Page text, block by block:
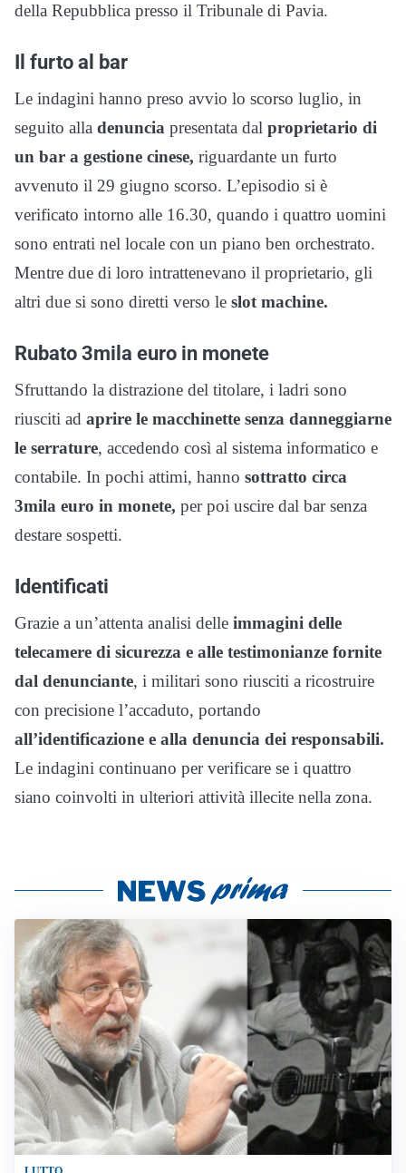
della Repubblica presso il Tribunale di Pavia.
Il furto al bar
Le indagini hanno preso avvio lo scorso luglio, in
seguito alla denuncia presentata dal proprietario di
un bar a gestione cinese, riguardante un furto
avvenuto il 29 giugno scorso. L’episodio si è
verificato intorno alle 16.30, quando i quattro uomini
sono entrati nel locale con un piano ben orchestrato.
Mentre due di loro intrattenevano il proprietario, gli
altri due si sono diretti verso le slot machine.
Rubato 3mila euro in monete
Sfruttando la distrazione del titolare, i ladri sono
riusciti ad aprire le macchinette senza danneggiarne
le serrature, accedendo così al sistema informatico e
contabile. In pochi attimi, hanno sottratto circa
3mila euro in monete, per poi uscire dal bar senza
destare sospetti.
Identificati
Grazie a un’attenta analisi delle immagini delle
telecamere di sicurezza e alle testimonianze fornite
dal denunciante, i militari sono riusciti a ricostruire
con precisione l’accaduto, portando
all’identificazione e alla denuncia dei responsabili.
Le indagini continuano per verificare se i quattro
siano coinvolti in ulteriori attività illecite nella zona.